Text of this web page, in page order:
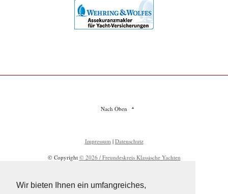
Wir bieten Ihnen ein umfangreiches,
Nach Oben
Impressum | Datenschutz
© Copyright © 2026 / Freundeskreis Klassische Yachten